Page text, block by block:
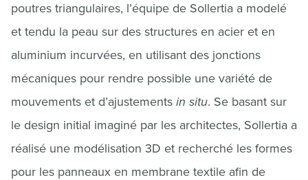
poutres triangulaires, l’équipe de Sollertia a modelé
et tendu la peau sur des structures en acier et en
aluminium incurvées, en utilisant des jonctions
mécaniques pour rendre possible une variété de
mouvements et d’ajustements in situ. Se basant sur
le design initial imaginé par les architectes, Sollertia a
réalisé une modélisation 3D et recherché les formes
pour les panneaux en membrane textile afin de